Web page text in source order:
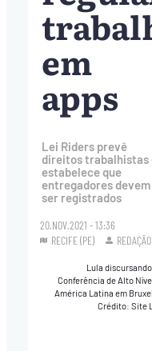
em
apps
Lei Riders prevê
direitos trabalhistas
estabelece que
entregadores devem
ser registrados
20.NOV.2021 - 13:36
RECIFE (PE)
REDAÇÃO
Lula
Conferência de Alto
América Latina em
Crédito: Site